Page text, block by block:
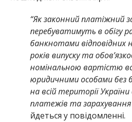
“Як законний платіжний
перебуватимуть в обігу
банкнотами відповідних
років випуску та
номінальною вартістю
юридичними особами без
на всій території України
платежів та зарахування
йдеться у повідомленні.